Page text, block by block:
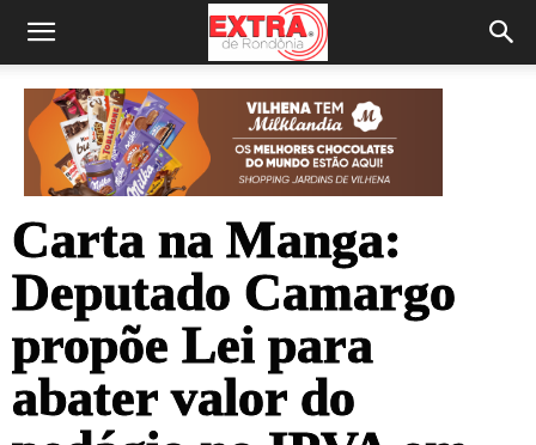
Carta na Manga:
Deputado Camargo
propõe Lei para
abater valor do